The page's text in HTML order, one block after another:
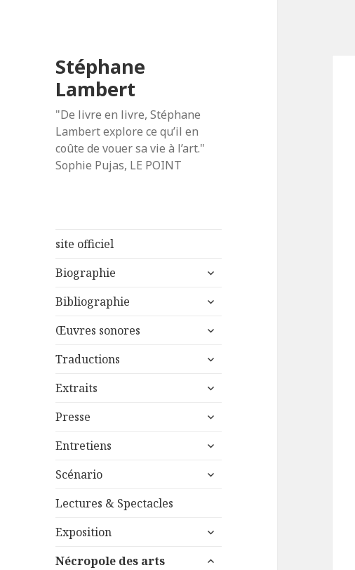
Stéphane
Lambert
"De livre en livre, Stéphane
Lambert explore ce qu’il en
coûte de vouer sa vie à l’art."
Sophie Pujas, LE POINT
site officiel
Biographie
ouvrir
sous-
Bibliographie
ouvrir
sous-
Œuvres sonores
ouvrir
sous-
Traductions
ouvrir
sous-
Extraits
ouvrir
sous-
Presse
ouvrir
sous-
Entretiens
ouvrir
sous-
Scénario
ouvrir
Lectures & Spectacles
Exposition
ouvrir
sous-
Nécropole des arts
ouvrir